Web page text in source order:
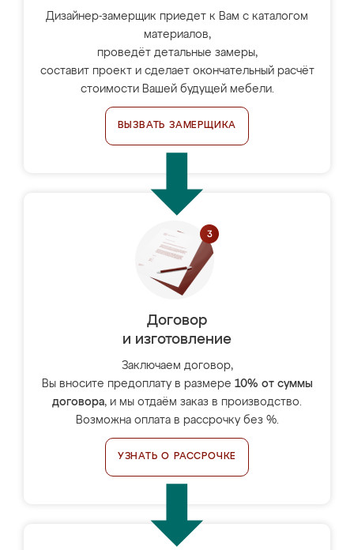
Дизайнер-замерщик приедет к Вам с каталогом
материалов,
проведёт детальные замеры,
составит проект и сделает окончательный расчёт
стоимости Вашей будущей мебели.
ВЫЗВАТЬ ЗАМЕРЩИКА
Договор
и изготовление
Заключаем договор,
Вы вносите предоплату в размере 10% от суммы
договора, и мы отдаём заказ в производство.
Возможна оплата в рассрочку без %.
УЗНАТЬ О РАССРОЧКЕ